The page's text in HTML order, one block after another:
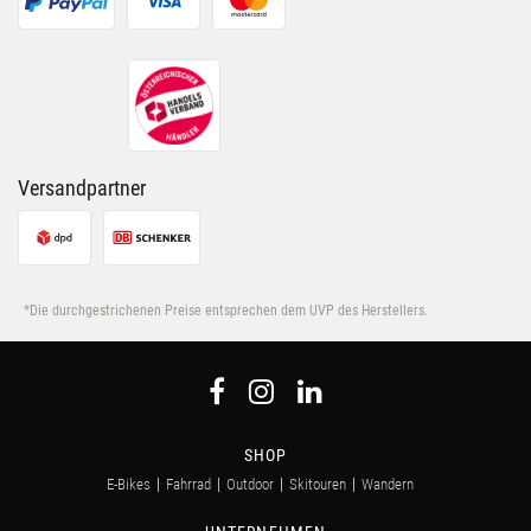
Versandpartner
*Die durchgestrichenen Preise entsprechen dem UVP des Herstellers.
SHOP
E-Bikes Fahrrad Outdoor Skitouren Wandern